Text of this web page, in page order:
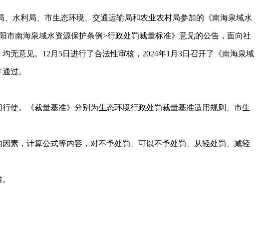
水利局、市生态环境、交通运输局和农业农村局参加的《南海泉域水
市南海泉域水资源保护条例>行政处罚裁量标准》意见的公告，面向社
无意见。12月5日进行了合法性审核，2024年1月3日召开了《南海泉域
过。
。《裁量基准》分别为生态环境行政处罚裁量基准适用规则、市生
，计算公式等内容，对不予处罚、可以不予处罚、从轻处罚、减轻